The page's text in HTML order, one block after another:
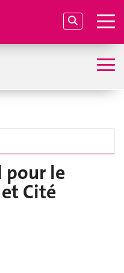
pour le
Cité